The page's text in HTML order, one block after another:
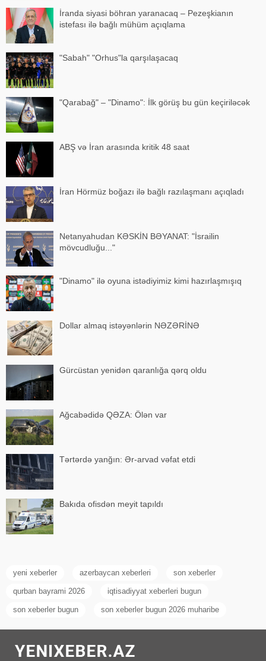
İranda siyasi böhran yaranacaq – Pezeşkianın
istefası ilə bağlı mühüm açıqlama
"Sabah" "Orhus"la qarşılaşacaq
"Qarabağ" – "Dinamo": İlk görüş bu gün keçiriləcək
ABŞ və İran arasında kritik 48 saat
İran Hörmüz boğazı ilə bağlı razılaşmanı açıqladı
Netanyahudan KƏSKİN BƏYANAT: "İsrailin
mövcudluğu..."
"Dinamo" ilə oyuna istədiyimiz kimi hazırlaşmışıq
Dollar almaq istəyənlərin NƏZƏRİNƏ
Gürcüstan yenidən qaranlığa qərq oldu
Ağcabədidə QƏZA: Ölən var
Tərtərdə yanğın: Ər-arvad vəfat etdi
Bakıda ofisdən meyit tapıldı
yeni xeberler azerbaycan xeberleri son xeberler
qurban bayrami 2026 iqtisadiyyat xeberleri bugun
son xeberler bugun son xeberler bugun 2026 muharibe